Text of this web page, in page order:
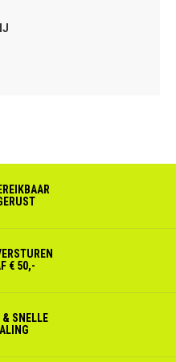
€ 50,-
SNELLE